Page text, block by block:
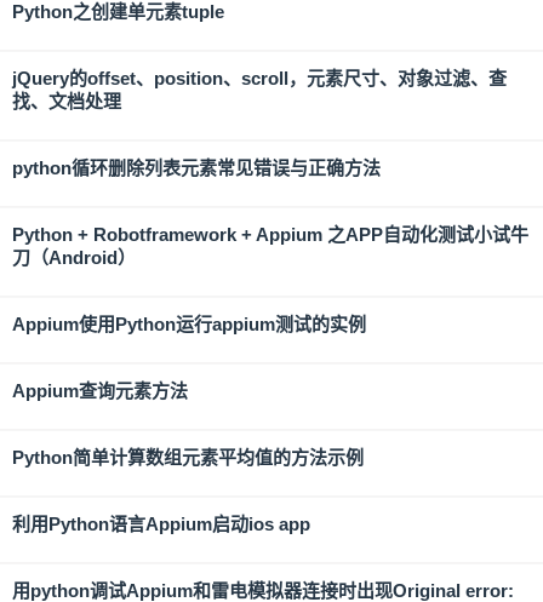
Python之创建单元素tuple
jQuery的offset、position、scroll，元素尺寸、对象过滤、查
找、文档处理
python循环删除列表元素常见错误与正确方法
Python + Robotframework + Appium 之APP自动化测试小试牛
刀（Android）
Appium使用Python运行appium测试的实例
Appium查询元素方法
Python简单计算数组元素平均值的方法示例
利用Python语言Appium启动ios app
用python调试Appium和雷电模拟器连接时出现Original error: